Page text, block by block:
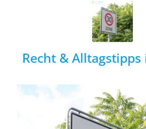
Recht & Alltagstipps